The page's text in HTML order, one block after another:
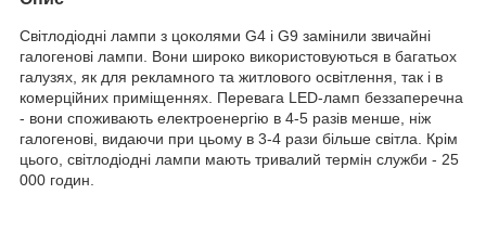
Світлодіодні лампи з цоколями G4 і G9 замінили звичайні
галогенові лампи. Вони широко використовуються в багатьох
галузях, як для рекламного та житлового освітлення, так і в
комерційних приміщеннях. Перевага LED-ламп беззаперечна
- вони споживають електроенергію в 4-5 разів менше, ніж
галогенові, видаючи при цьому в 3-4 рази більше світла. Крім
цього, світлодіодні лампи мають тривалий термін служби - 25
000 годин.